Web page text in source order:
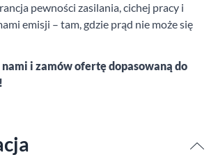
pewności zasilania, cichej pracy i
emisji – tam, gdzie prąd nie może się
i zamów ofertę dopasowaną do